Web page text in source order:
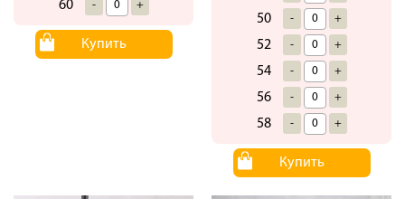
60 - +
Купить
50 - +
52 - +
54 - +
56 - +
58 - +
Купить